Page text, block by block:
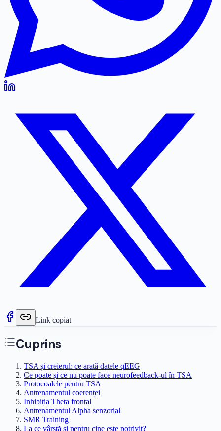
Link copiat
Cuprins
TSA și creierul: ce arată datele qEEG
Ce poate și ce nu poate face neurofeedback-ul în TSA
Protocoalele pentru TSA
Antrenamentul coerenței
Inhibiția Theta frontal
Antrenamentul Alpha senzorial
SMR Training
La ce vârstă și pentru cine este potrivit?